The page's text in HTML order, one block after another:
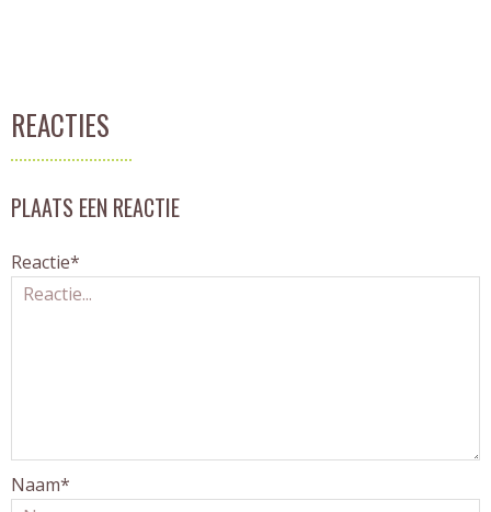
REACTIES
PLAATS EEN REACTIE
Reactie*
Naam*